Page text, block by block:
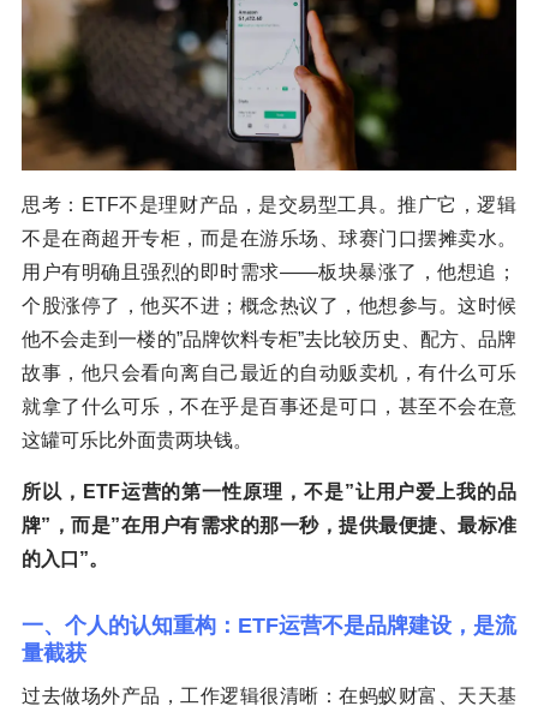
思考：ETF不是理财产品，是交易型工具。推广它，逻辑
不是在商超开专柜，而是在游乐场、球赛门口摆摊卖水。
用户有明确且强烈的即时需求——板块暴涨了，他想追；
个股涨停了，他买不进；概念热议了，他想参与。这时候
他不会走到一楼的”品牌饮料专柜”去比较历史、配方、品牌
故事，他只会看向离自己最近的自动贩卖机，有什么可乐
就拿了什么可乐，不在乎是百事还是可口，甚至不会在意
这罐可乐比外面贵两块钱。
所以，ETF运营的第一性原理，不是”让用户爱上我的品
牌”，而是”在用户有需求的那一秒，提供最便捷、最标准
的入口”。
一、个人的认知重构：ETF运营不是品牌建设，是流
量截获
过去做场外产品，工作逻辑很清晰：在蚂蚁财富、天天基